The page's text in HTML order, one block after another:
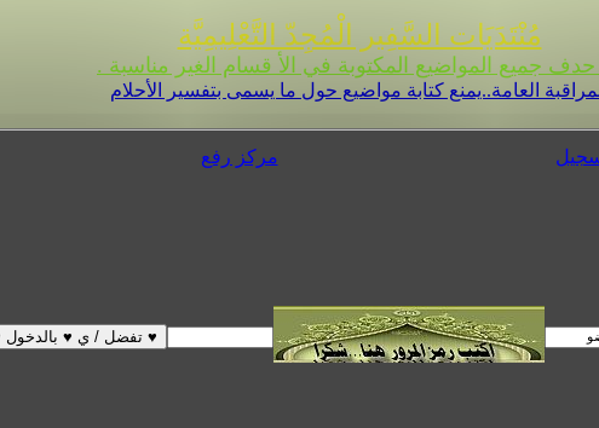
مُنْتَدَيَات السَّفِير الْمُجِدّ التَّعْلِيمِيَّة
جميع المواضيع المكتوبة في الأ قسام الغير مناسبة .
العامة..يمنع كتابة مواضيع حول ما يسمى بتفسير الأحلام
مركز رفع